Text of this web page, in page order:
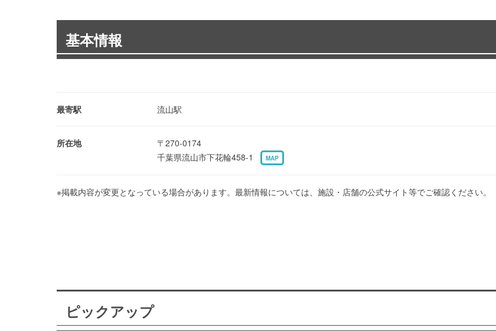
基本情報
最寄駅 流山駅
所在地
〒270-0174
千葉県流山市下花輪458-1
MAP
※掲載内容が変更となっている場合があります。最新情報については、施設・店舗の公式サイト等でご確認ください。
ピックアップ